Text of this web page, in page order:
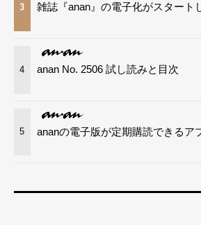
3 雑誌『anan』の電子化がスタート
4 anan No. 2506 試し読みと目次
5 ananの電子版が定期購読できるア